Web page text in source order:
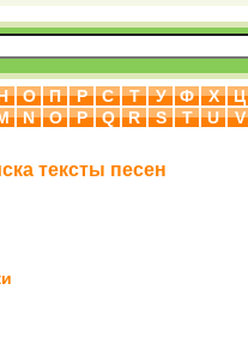
О П Р С Т У Ф Х Ц
N O P Q R S T U V
тексты песен